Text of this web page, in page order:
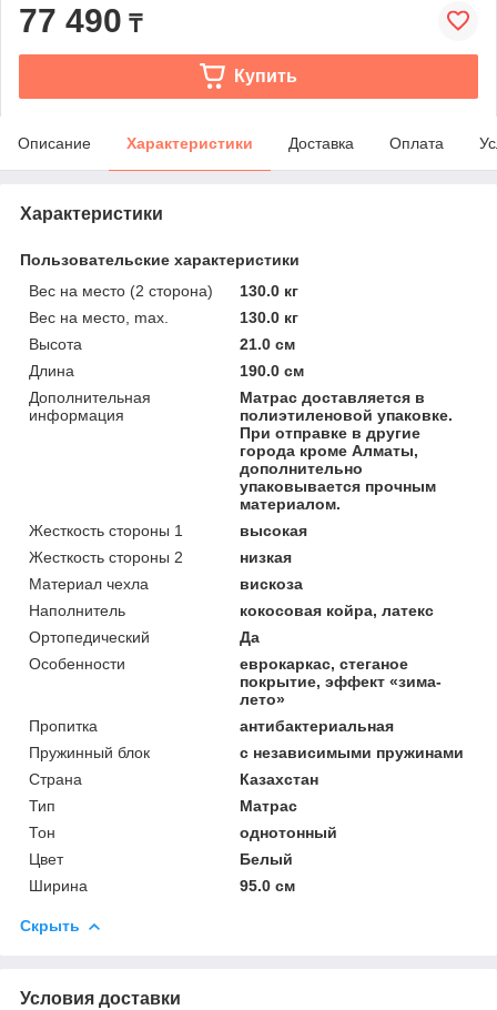
77 490 ₸
Купить
Описание Характеристики Доставка Оплата
Характеристики
Пользовательские характеристики
Вес на место (2 сторона)
130.0 кг
Вес на место, max.
130.0 кг
Высота
21.0 см
Длина
190.0 см
Дополнительная
информация
Матрас доставляется в
полиэтиленовой упаковке.
При отправке в другие
города кроме Алматы,
дополнительно
упаковывается прочным
материалом.
Жесткость стороны 1
высокая
Жесткость стороны 2
низкая
Материал чехла
вискоза
Наполнитель
кокосовая койра, латекс
Ортопедический
Да
Особенности
еврокаркас, стеганое
покрытие, эффект «зима-
лето»
Пропитка
антибактериальная
Пружинный блок
с независимыми пружинами
Страна
Казахстан
Тип
Матрас
Тон
однотонный
Цвет
Белый
Ширина
95.0 см
Скрыть
Условия доставки